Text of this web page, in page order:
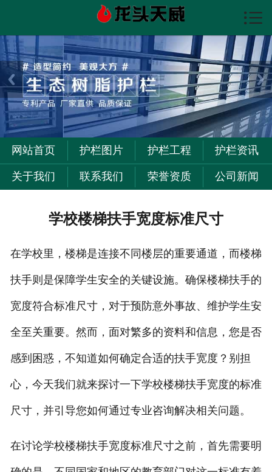

护栏图片
护栏资讯
护栏工程
关于我们
联系我们

网站首页 护栏图片 护栏工程 护栏资讯
关于我们 联系我们 荣誉资质 公司新闻
学校楼梯扶手宽度标准尺寸
在学校里，楼梯是连接不同楼层的重要通道，而楼梯
扶手则是保障学生安全的关键设施。确保楼梯扶手的
宽度符合标准尺寸，对于预防意外事故、维护学生安
全至关重要。然而，面对繁多的资料和信息，您是否
感到困惑，不知道如何确定合适的扶手宽度？别担
心，今天我们就来探讨一下学校楼梯扶手宽度的标准
尺寸，并引导您如何通过专业咨询解决相关问题。
在讨论学校楼梯扶手宽度标准尺寸之前，首先需要明